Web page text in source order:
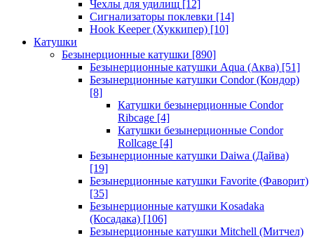
Чехлы для удилищ [12]
Сигнализаторы поклевки [14]
Hook Keeper (Хуккипер) [10]
Катушки
Безынерционные катушки [890]
Безынерционные катушки Aqua (Аква) [51]
Безынерционные катушки Condor (Кондор)
[8]
Катушки безынерционные Condor
Ribcage [4]
Катушки безынерционные Condor
Rollcage [4]
Безынерционные катушки Daiwa (Дайва)
[19]
Безынерционные катушки Favorite (Фаворит)
[35]
Безынерционные катушки Kosadaka
(Косадака) [106]
Безынерционные катушки Mitchell (Митчел)